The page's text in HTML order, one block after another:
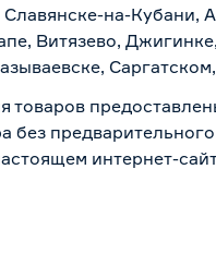
на-
Витязево,
товаров
без
интернет-